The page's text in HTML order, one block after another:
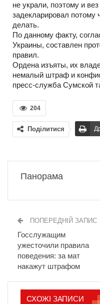
не украли, поэтому и
задекларировал потому
делать.
По данному факту,
Украины, составлен
правил.
Ордена изъяты, их
немалый штраф и
пресс-служба Сумской
204
Поділитися
Панорама
ПОПЕРЕДНІЙ ЗАПИС
Госслужащим
ужесточили правила
поведения: за мат
накажут штрафом
СХОЖІ ЗАПИСИ